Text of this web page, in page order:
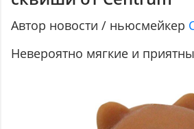
Автор новости / ньюсмейкер
Невероятно мягкие и